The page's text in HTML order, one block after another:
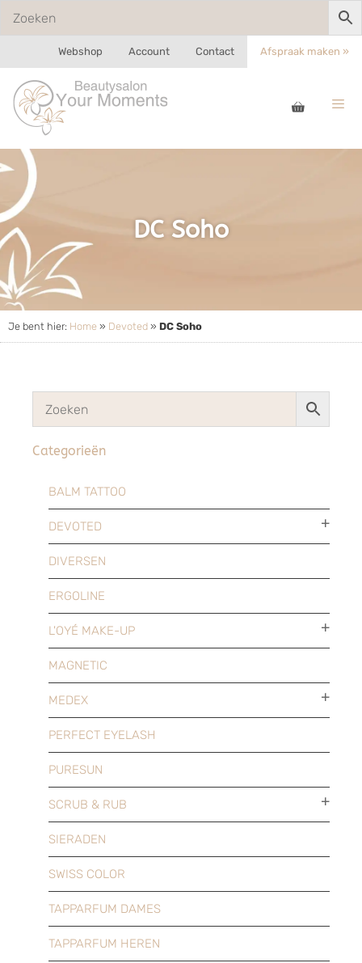
Webshop Account Contact Afspraak maken »
DC Soho
Je bent hier: Home » Devoted » DC Soho
Categorieën
BALM TATTOO
DEVOTED
DIVERSEN
ERGOLINE
L'OYÉ MAKE-UP
MAGNETIC
MEDEX
PERFECT EYELASH
PURESUN
SCRUB & RUB
SIERADEN
SWISS COLOR
TAPPARFUM DAMES
TAPPARFUM HEREN